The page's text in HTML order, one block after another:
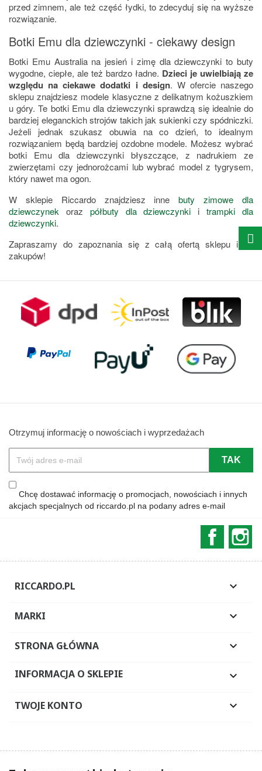
przed zimnem, ale też część łydki, to zdecyduj się na wyższe
rozwiązanie.
Botki Emu dla dziewczynki - ciekawy design
Botki Emu Australia na jesień i zimę dla dziewczynki to buty
wygodne, ciepłe, ale też bardzo ładne. Dzieci je uwielbiają ze
względu na ciekawe dodatki i design. W ofercie naszego
sklepu znajdziesz modele klasyczne z delikatnym kożuszkiem
u góry. Te botki Emu dla dziewczynki sprawdzą się idealnie do
bardziej eleganckich strojów takich jak sukienki czy spódniczki.
Jeżeli jednak szukasz obuwia na co dzień, to idealnym
rozwiązaniem będą bardziej ozdobne modele. Możesz wybrać
botki Emu dla dziewczynki błyszczące, z nadrukiem ze
zwierzętami czy jednorożcami lub wybrać model z tygrysem,
który nawet ma ogon.
W sklepie Riccardo znajdziesz innebuty zimowe dla
dziewczynek oraz półbuty dla dziewczynki itrampki dla
dziewczynki.
Zapraszamy do zapoznania się z całą ofertą sklepu i do
zakupów!
Otrzymuj informację o nowościach i wyprzedażach
Chcę dostawać informację o promocjach, nowościach i innych
akcjach specjalnych od riccardo.pl na podany adres e-mail
RICCARDO.PL 
MARKI 
STRONA GŁÓWNA 
INFORMACJA O SKLEPIE 
TWOJE KONTO 